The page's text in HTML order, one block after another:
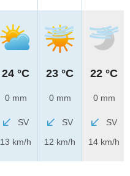
24 °C
0 mm
SV
13 km/h
23 °C
0 mm
SV
12 km/h
22 °C
0 mm
SV
14 km/h